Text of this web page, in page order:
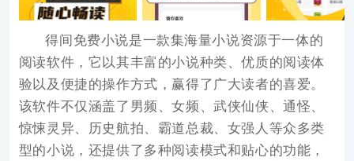
得间免费小说是一款集海量小说资源于一体的
阅读软件，它以其丰富的小说种类、优质的阅读体
验以及便捷的操作方式，赢得了广大读者的喜爱。
该软件不仅涵盖了男频、女频、武侠仙侠、通怪、
惊悚灵异、历史航拍、霸道总裁、女强人等众多类
型的小说，还提供了多种阅读模式和贴心的功能，